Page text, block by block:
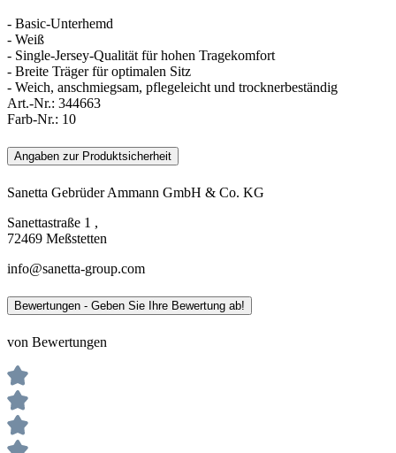
- Basic-Unterhemd
- Weiß
- Single-Jersey-Qualität für hohen Tragekomfort
- Breite Träger für optimalen Sitz
- Weich, anschmiegsam, pflegeleicht und trocknerbeständig
Art.-Nr.: 344663
Farb-Nr.: 10
Angaben zur Produktsicherheit
Sanetta Gebrüder Ammann GmbH & Co. KG
Sanettastraße 1 ,
72469 Meßstetten
info@sanetta-group.com
Bewertungen - Geben Sie Ihre Bewertung ab!
von Bewertungen